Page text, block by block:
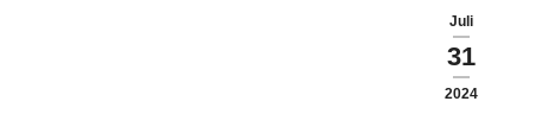
Juli
31
2024